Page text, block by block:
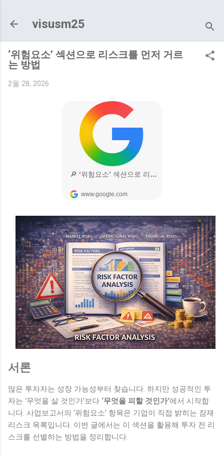
visusm25
‘위험요소’ 섹션으로 리스크를 먼저 거르
는 방법
2월 28, 2026
서론
많은 투자자는 성장 가능성부터 찾습니다. 하지만 성공적인 투
자는 ‘무엇을 살 것인가’보다 ‘무엇을 피할 것인가’에서 시작합
니다. 사업보고서의 ‘위험요소’ 항목은 기업이 직접 밝히는 잠재
리스크 목록입니다. 이번 글에서는 이 섹션을 활용해 투자 전 리
스크를 선별하는 방법을 정리합니다.